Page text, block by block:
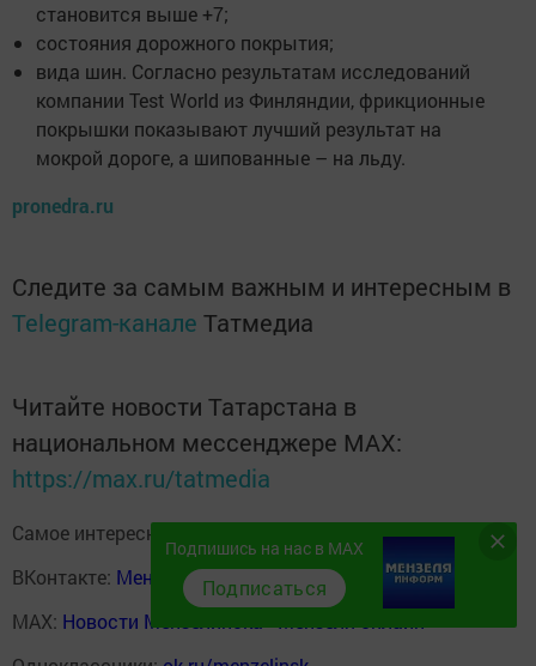
становится выше +7;
состояния дорожного покрытия;
вида шин. Согласно результатам исследований
компании Test World из Финляндии, фрикционные
покрышки показывают лучший результат на
мокрой дороге, а шипованные – на льду.
pronedra.ru
Следите за самым важным и интересным в
Telegram-канале Татмедиа
Читайте новости Татарстана в
национальном мессенджере MАХ:
https://max.ru/tatmedia
Самое интересное в наших социальных сетях:
ВКонтакте: Мензелинск news - Мензеля-информ
MAX: Новости Мензелинска - Мензеля онлайн
Подпишись на нас в MAX
Подписаться